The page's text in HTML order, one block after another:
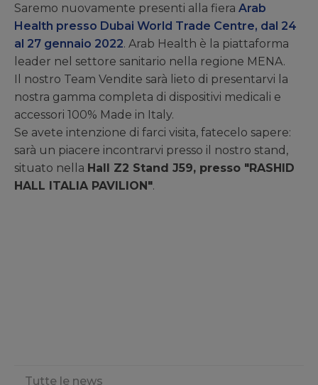
Saremo nuovamente presenti alla fiera Arab
Health presso Dubai World Trade Centre, dal 24
al 27 gennaio 2022. Arab Health è la piattaforma
leader nel settore sanitario nella regione MENA.
Il nostro Team Vendite sarà lieto di presentarvi la
nostra gamma completa di dispositivi medicali e
accessori 100% Made in Italy.
Se avete intenzione di farci visita, fatecelo sapere:
sarà un piacere incontrarvi presso il nostro stand,
situato nella Hall Z2 Stand J59, presso "RASHID
HALL ITALIA PAVILION".
Tutte le news